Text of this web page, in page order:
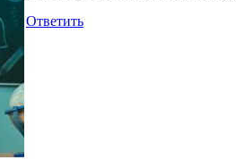
Ответить